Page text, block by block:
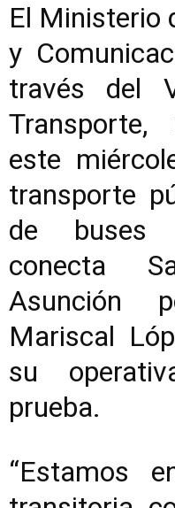
El Ministerio
y
través del
Transporte,
este
transporte
de buses
conecta
Asunción
Mariscal
su
prueba.
“Estamos